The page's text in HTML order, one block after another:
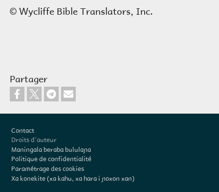
© Wycliffe Bible Translators, Inc.
Partager
Contact
Droits d'auteur
Maningala beraba bululaɲa
Politique de confidentialité
Paramétrage des cookies
Xa konekite (xa kahu, xa hara i ɲoxon xan)